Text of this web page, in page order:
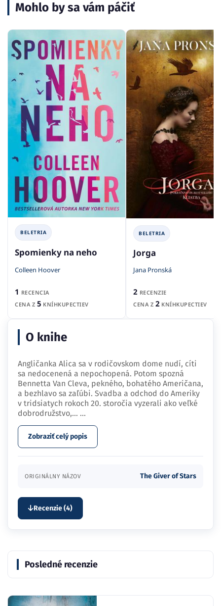
Mohlo by sa vám páčiť
BELETRIA
Spomienky na neho
Colleen Hoover
1 RECENCIA
CENA Z 5 KNÍHKUPECTIEV
BELETRIA
Jorga
Jana Pronská
2 RECENZIE
CENA Z 2 KNÍHKUPECTIEV
O knihe
Angličanka Alica sa v rodičovskom dome nudí, cíti
sa nedocenená a nepochopená. Potom spozná
Bennetta Van Cleva, pekného, bohatého Američana,
a bezhlavo sa zaľúbi. Svadba a odchod do Ameriky
v tridsiatych rokoch 20. storočia vyzerali ako veľké
dobrodružstvo,… ...
Zobraziť celý popis
ORIGINÁLNY NÁZOV The Giver of Stars
Recenzie (4)
Posledné recenzie